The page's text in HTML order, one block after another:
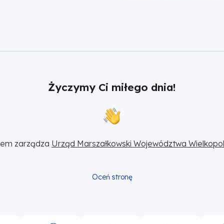
Życzymy Ci miłego dnia!
zarządza Urząd Marszałkowski Województwa
Oceń stronę